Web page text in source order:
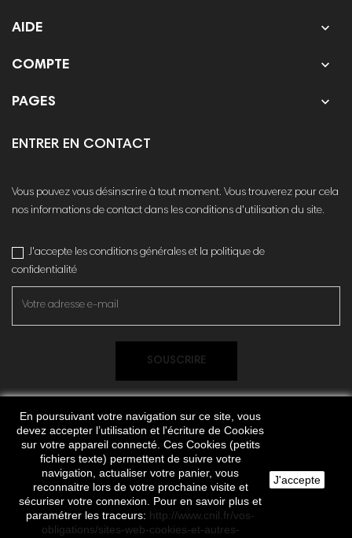
AIDE 
COMPTE 
PAGES 
ENTRER EN CONTACT
Vous pouvez vous désinscrire à tout moment. Vous trouverez pour cela
nos informations de contact dans les conditions d'utilisation du site.
J'accepte les conditions générales et la politique de
confidentialité
SOUSCRIRE
En poursuivant votre navigation sur ce site, vous
devez accepter l’utilisation et l'écriture de Cookies
sur votre appareil connecté. Ces Cookies (petits
fichiers texte) permettent de suivre votre
navigation, actualiser votre panier, vous
reconnaitre lors de votre prochaine visite et
sécuriser votre connexion. Pour en savoir plus et
paramétrer les traceurs: http://www.cnil.fr/vos-
obligations/sites-web-cookies-et-autres-
J'accepte
© 2026 IYU DESIGN. Tous droits réservés. By SBKZ